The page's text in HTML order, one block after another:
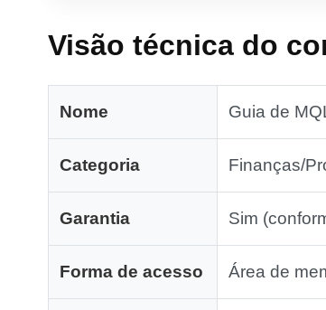
Visão técnica do
Nome Guia de
Categoria Finanças/
Garantia Sim
Forma de acesso Área de